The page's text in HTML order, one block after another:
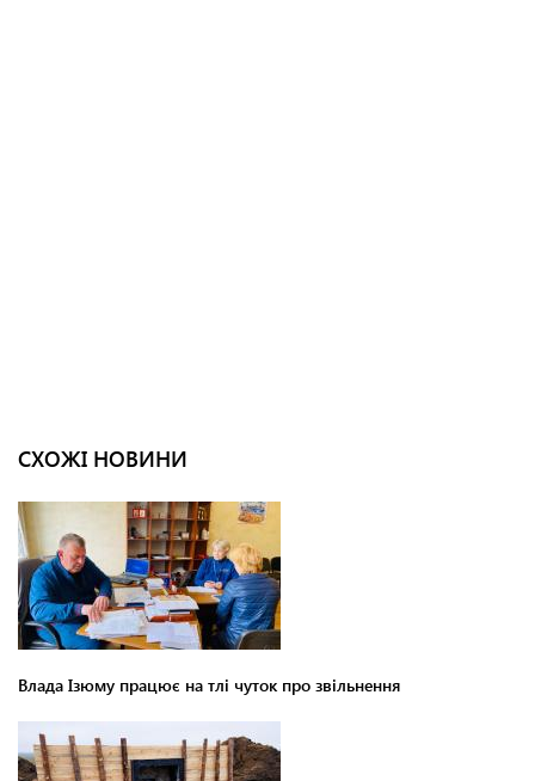
СХОЖІ НОВИНИ
Влада Ізюму працює на тлі чуток про звільнення